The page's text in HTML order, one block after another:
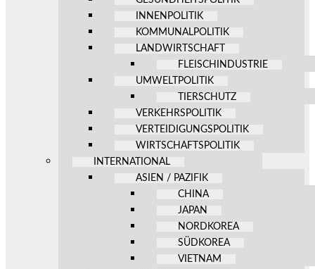
INNENPOLITIK
KOMMUNALPOLITIK
LANDWIRTSCHAFT
FLEISCHINDUSTRIE
UMWELTPOLITIK
TIERSCHUTZ
VERKEHRSPOLITIK
VERTEIDIGUNGSPOLITIK
WIRTSCHAFTSPOLITIK
INTERNATIONAL
ASIEN / PAZIFIK
CHINA
JAPAN
NORDKOREA
SÜDKOREA
VIETNAM